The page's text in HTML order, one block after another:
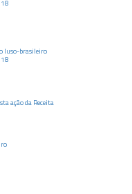
luso-brasileiro
ação da Receita